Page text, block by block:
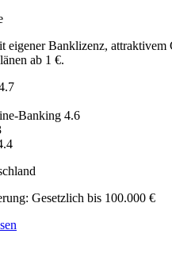
eigener Banklizenz, attraktivem
ab 1 €.
Banking 4.6
Gesetzlich bis 100.000 €